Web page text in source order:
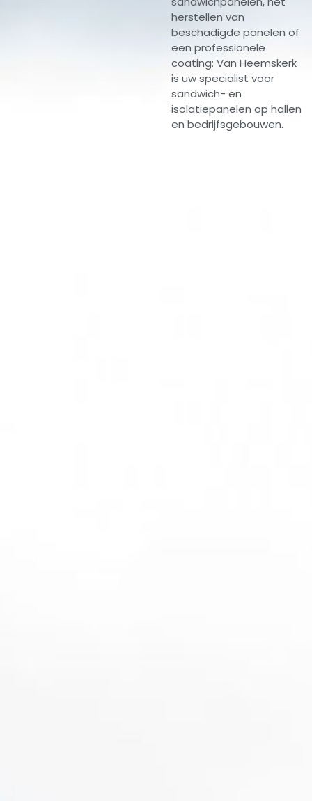
herstellen van
beschadigde panelen of
een professionele
coating: Van Heemskerk
is uw specialist voor
sandwich- en
isolatiepanelen op hallen
en bedrijfsgebouwen.